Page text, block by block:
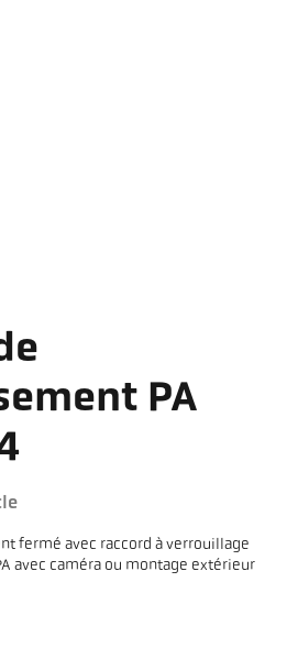
PA
fermé avec raccord à verrouillage
avec caméra ou montage extérieur